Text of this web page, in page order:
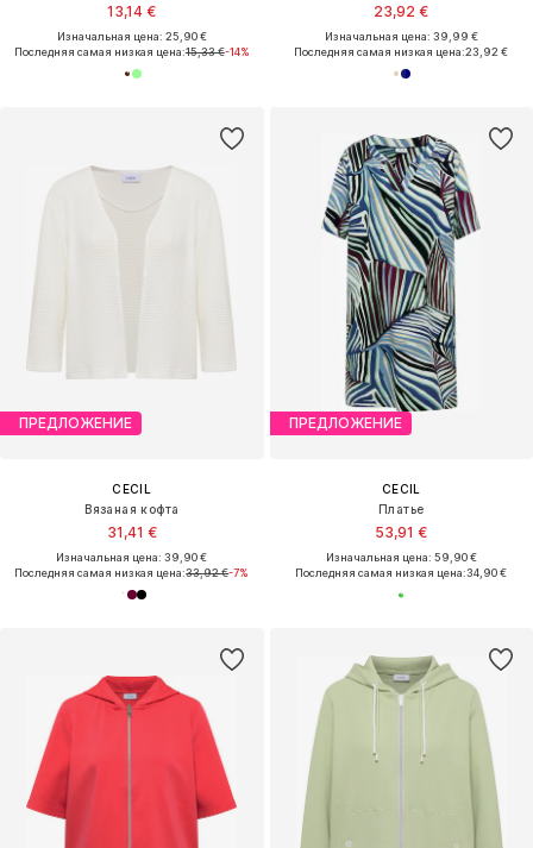
13,14 €
Изначальная цена: 25,90 €
Последняя самая низкая цена:15,33 €-14%
23,92 €
Изначальная цена: 39,99 €
Последняя самая низкая цена:23,92 €
ПРЕДЛОЖЕНИЕ
CECIL
Вязаная кофта
31,41 €
Изначальная цена: 39,90 €
Последняя самая низкая цена:33,92 €-7%
ПРЕДЛОЖЕНИЕ
CECIL
Платье
53,91 €
Изначальная цена: 59,90 €
Последняя самая низкая цена:34,90 €